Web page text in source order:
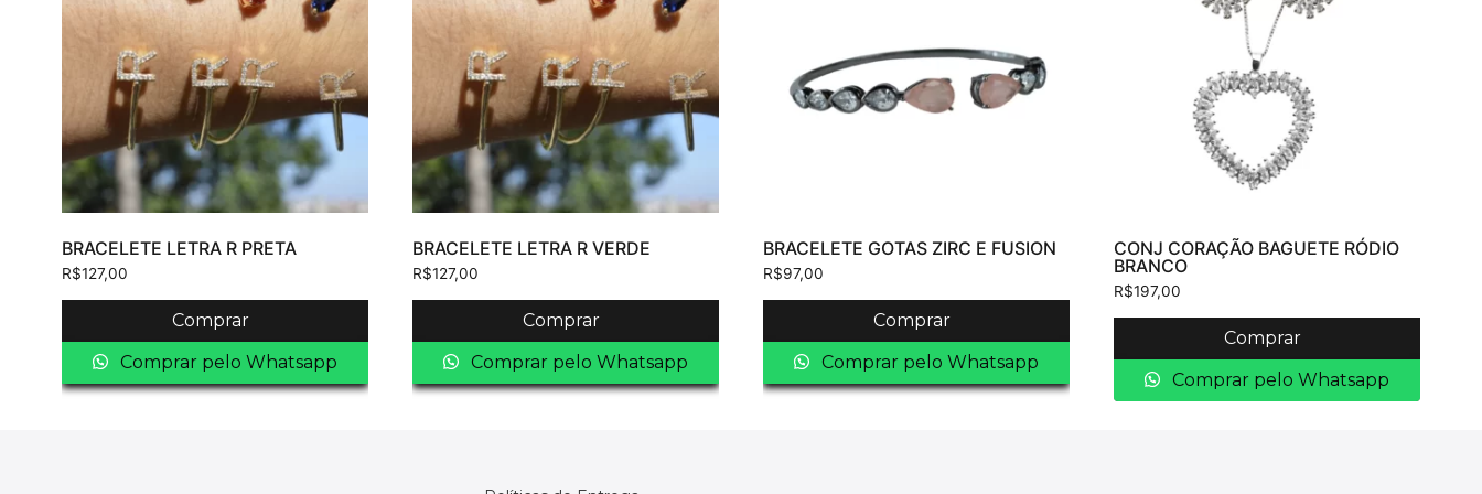
BRACELETE LETRA R PRETA
R$127,00
Comprar
Comprar pelo Whatsapp
BRACELETE LETRA R VERDE
R$127,00
Comprar
Comprar pelo Whatsapp
BRACELETE GOTAS ZIRC E FUSION
R$97,00
Comprar
Comprar pelo Whatsapp
CONJ CORAÇÃO BAGUETE RÓDIO
BRANCO
R$197,00
Comprar
Comprar pelo Whatsapp